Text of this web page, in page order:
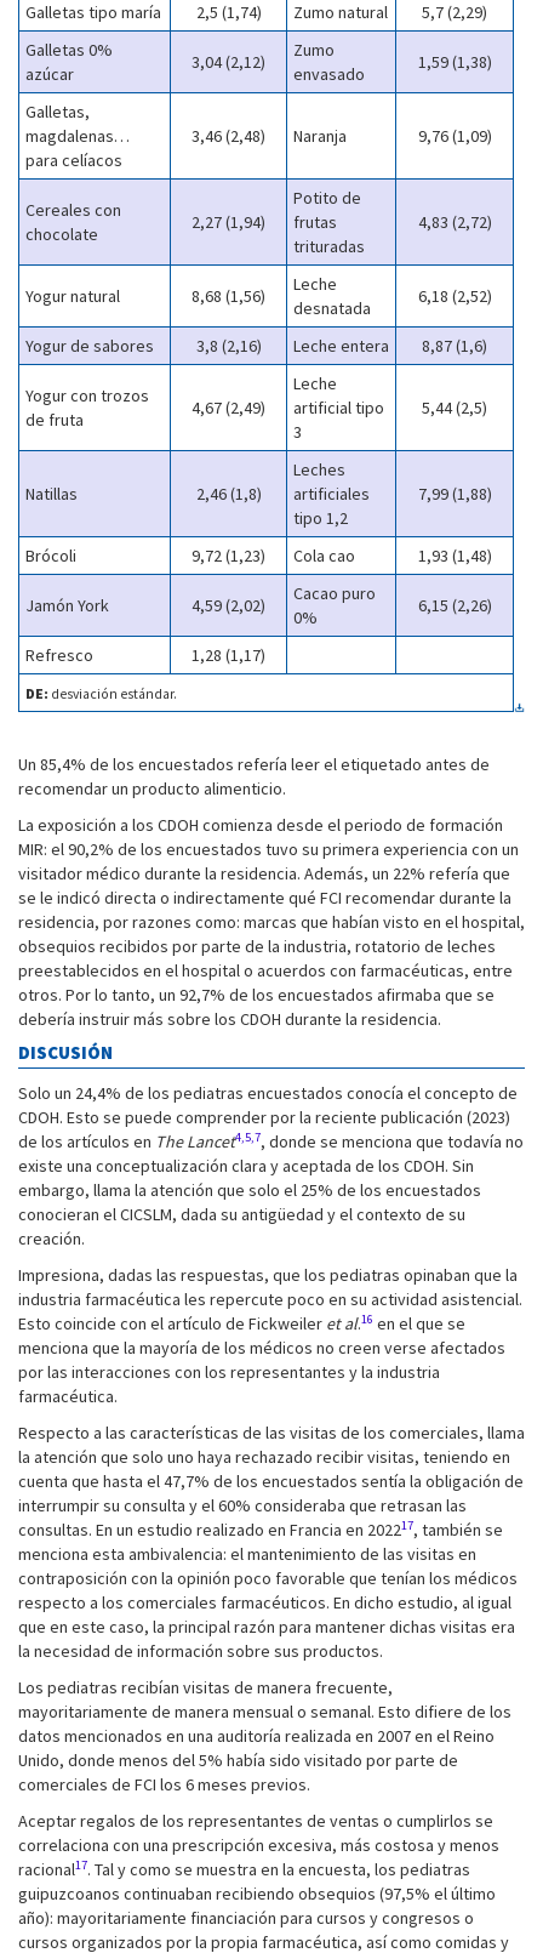
Galletas tipo maría
2,5 (1,74) Zumo natural
5,7 (2,29)
Galletas 0%
azúcar
3,04 (2,12)
Zumo
envasado
1,59 (1,38)
Galletas,
magdalenas…
para celíacos
3,46 (2,48) Naranja 9,76 (1,09)
Cereales con
chocolate
2,27 (1,94)
Potito de
frutas
trituradas
4,83 (2,72)
Yogur natural 8,68 (1,56)
Leche
desnatada
6,18 (2,52)
Yogur de sabores 3,8 (2,16) Leche entera 8,87 (1,6)
Yogur con trozos
de fruta
4,67 (2,49)
Leche
artificial tipo
3
5,44 (2,5)
Natillas 2,46 (1,8)
Leches
artificiales
tipo 1,2
7,99 (1,88)
Brócoli 9,72 (1,23) Cola cao 1,93 (1,48)
Jamón York 4,59 (2,02)
Cacao puro
0%
6,15 (2,26)
Refresco 1,28 (1,17)
DE: desviación estándar.
Un 85,4% de los encuestados refería leer el etiquetado antes de
recomendar un producto alimenticio.
La exposición a los CDOH comienza desde el periodo de formación
MIR: el 90,2% de los encuestados tuvo su primera experiencia con un
visitador médico durante la residencia. Además, un 22% refería que
se le indicó directa o indirectamente qué FCI recomendar durante la
residencia, por razones como: marcas que habían visto en el hospital,
obsequios recibidos por parte de la industria, rotatorio de leches
preestablecidos en el hospital o acuerdos con farmacéuticas, entre
otros. Por lo tanto, un 92,7% de los encuestados afirmaba que se
debería instruir más sobre los CDOH durante la residencia.
DISCUSIÓN
Solo un 24,4% de los pediatras encuestados conocía el concepto de
CDOH. Esto se puede comprender por la reciente publicación (2023)
de los artículos en The Lancet4,5,7, donde se menciona que todavía no
existe una conceptualización clara y aceptada de los CDOH. Sin
embargo, llama la atención que solo el 25% de los encuestados
conocieran el CICSLM, dada su antigüedad y el contexto de su
creación.
Impresiona, dadas las respuestas, que los pediatras opinaban que la
industria farmacéutica les repercute poco en su actividad asistencial.
Esto coincide con el artículo de Fickweiler et al.16 en el que se
menciona que la mayoría de los médicos no creen verse afectados
por las interacciones con los representantes y la industria
farmacéutica.
Respecto a las características de las visitas de los comerciales, llama
la atención que solo uno haya rechazado recibir visitas, teniendo en
cuenta que hasta el 47,7% de los encuestados sentía la obligación de
interrumpir su consulta y el 60% consideraba que retrasan las
consultas. En un estudio realizado en Francia en 202217, también se
menciona esta ambivalencia: el mantenimiento de las visitas en
contraposición con la opinión poco favorable que tenían los médicos
respecto a los comerciales farmacéuticos. En dicho estudio, al igual
que en este caso, la principal razón para mantener dichas visitas era
la necesidad de información sobre sus productos.
Los pediatras recibían visitas de manera frecuente,
mayoritariamente de manera mensual o semanal. Esto difiere de los
datos mencionados en una auditoría realizada en 2007 en el Reino
Unido, donde menos del 5% había sido visitado por parte de
comerciales de FCI los 6 meses previos.
Aceptar regalos de los representantes de ventas o cumplirlos se
correlaciona con una prescripción excesiva, más costosa y menos
racional17. Tal y como se muestra en la encuesta, los pediatras
guipuzcoanos continuaban recibiendo obsequios (97,5% el último
año): mayoritariamente financiación para cursos y congresos o
cursos organizados por la propia farmacéutica, así como comidas y